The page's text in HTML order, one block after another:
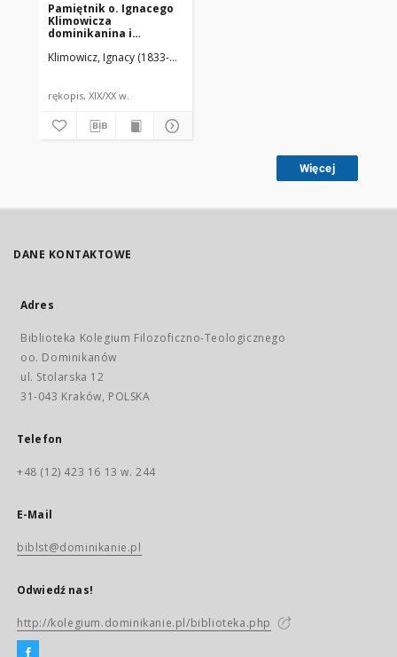
Pamiętnik o. Ignacego
Klimowicza
dominikanina i
1863 r. T. 2
Klimowicz, Ignacy (1833-1902)
rękopis, XIX/XX w.
Więcej
DANE KONTAKTOWE
Adres
Biblioteka Kolegium Filozoficzno-Teologicznego
oo. Dominikanów
ul. Stolarska 12
31-043 Kraków, POLSKA
Telefon
+48 (12) 423 16 13 w. 244
E-Mail
biblst@dominikanie.pl
Odwiedź nas!
http://kolegium.dominikanie.pl/biblioteka.php